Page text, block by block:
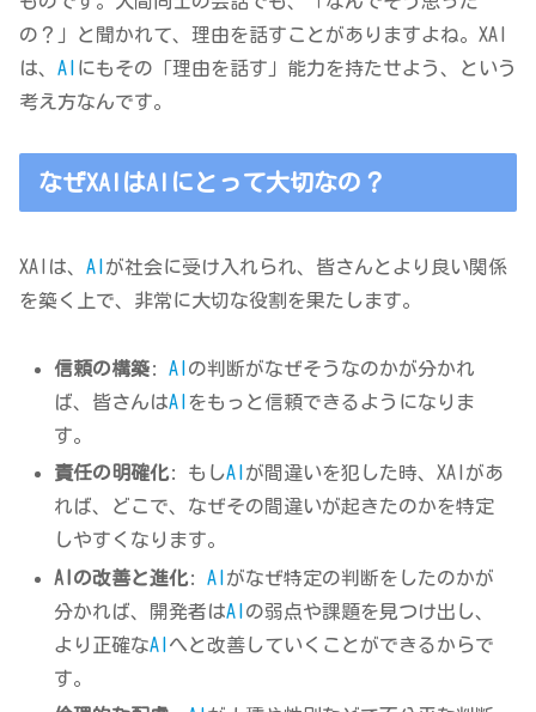
の？」と聞かれて、理由を話すことがありますよね。XAI
は、 AI
にもその「理由を話す」能力を持たせよう、という
考え方なんです。
なぜXAIはAIにとって大切なの？
XAIは、 AI が社会に受け入れられ、皆さんとより良い関係
を築く上で、非常に大切な役割を果たします。
信頼の構築:AI の判断がなぜそうなのかが分かれ
ば、皆さんはAI をもっと信頼できるようになりま
す。
責任の明確化: もしAI が間違いを犯した時、XAIがあ
れば、どこで、なぜその間違いが起きたのかを特定
しやすくなります。
AIの改善と進化:AIがなぜ特定の判断をしたのかが
分かれば、開発者はAIの弱点や課題を見つけ出し、
より正確なAIへと改善していくことができるからで
す。